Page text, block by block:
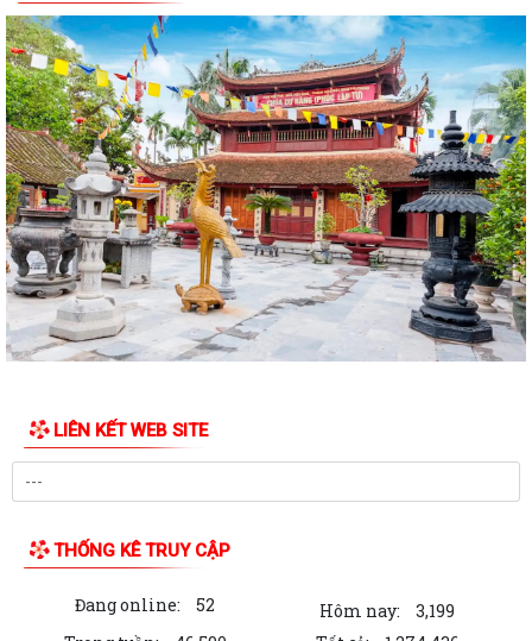
khỏe toàn dân năm 2026" trên...
Quyết định về việc phê duyệt kết quả trúng đấu giá quyền khai thác,
quản lý, vận hành bến đò Chiềng...
Về việc rà soát, đề xuất nhân sự tham gia hoạt động tại các thôn
Thông báo về việc lấy ý kiến Quy hoạch chi tiết xây dựng điểm dân cư
mới thôn Quảng Bình, xã Kim...
Về việc đình chỉ lưu hành, thu hồi và tiêu hủy mỹ phẩm vi phạm trên
địa bàn xã
Thông báo về việc tuyển chọn thực tập nam đi thực tập kỹ thuật tại
Nhật Bản (tháng 8 năm 2026)
đồng giai đoạn 2026 – 2030...
Quyết định về việc chỉ định Trưởng thôn lâm thời thôn Kỳ Côi
Quyết định về việc kéo dài nhiệm kỳ hoạt động của Trưởng thôn
LIÊN KẾT WEB SITE
THỐNG KÊ TRUY CẬP
Đang online: 52 Hôm nay:
3,199